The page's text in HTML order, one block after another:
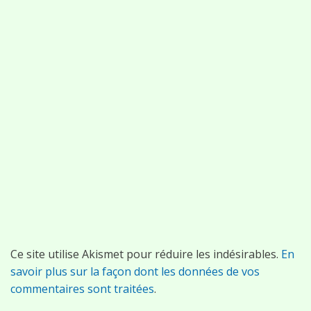
Ce site utilise Akismet pour réduire les indésirables. En
savoir plus sur la façon dont les données de vos
commentaires sont traitées.